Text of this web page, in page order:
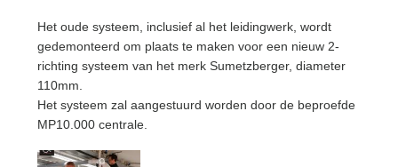
Het oude systeem, inclusief al het leidingwerk, wordt
gedemonteerd om plaats te maken voor een nieuw 2-
richting systeem van het merk Sumetzberger, diameter
110mm.
Het systeem zal aangestuurd worden door de beproefde
MP10.000 centrale.